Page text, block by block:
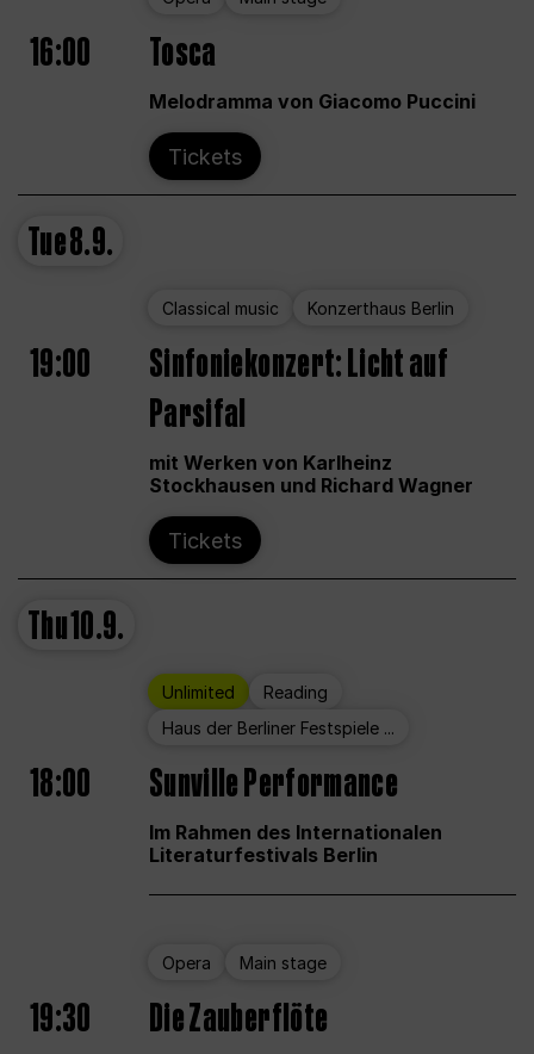
16:00 Tosca
Melodramma von Giacomo Puccini
Tickets
Tue8.9.
Classical music Konzerthaus Berlin
19:00
Sinfoniekonzert: Licht auf
Parsifal
mit Werken von Karlheinz
Stockhausen und Richard Wagner
Tickets
Thu10.9.
Unlimited
Reading
Haus der Berliner Festspiele ...
18:00 Sunville Performance
Im Rahmen des Internationalen
Literaturfestivals Berlin
Opera Main stage
19:30 Die Zauberflöte